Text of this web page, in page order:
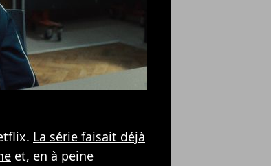
La série faisait déjà
et, en à peine